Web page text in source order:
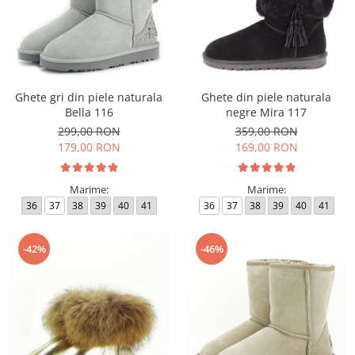
Ghete gri din piele naturala
Bella 116
299,00 RON
179,00 RON
Marime:
36 37 38 39 40 41
Ghete din piele naturala
negre Mira 117
359,00 RON
169,00 RON
Marime:
36 37 38 39 40 41
-42% -46%